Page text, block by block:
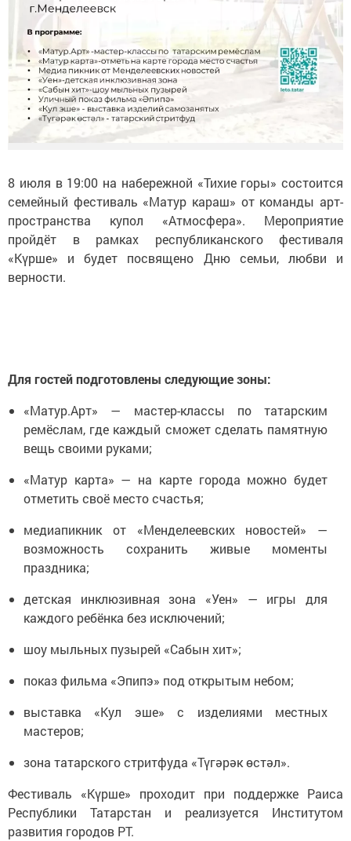
8 июля в 19:00 на набережной «Тихие горы» состоится
семейный фестиваль «Матур караш» от команды арт-
пространства купол «Атмосфера». Мероприятие
пройдёт в рамках республиканского фестиваля
«Күрше» и будет посвящено Дню семьи, любви и
верности.
Для гостей подготовлены следующие зоны:
«Матур.Арт» — мастер-классы по татарским
ремёслам, где каждый сможет сделать памятную
вещь своими руками;
«Матур карта» — на карте города можно будет
отметить своё место счастья;
медиапикник от «Менделеевских новостей» —
возможность сохранить живые моменты
праздника;
детская инклюзивная зона «Уен» — игры для
каждого ребёнка без исключений;
шоу мыльных пузырей «Сабын хит»;
показ фильма «Эпипэ» под открытым небом;
выставка «Кул эше» с изделиями местных
мастеров;
зона татарского стритфуда «Түгәрәк өстәл».
Фестиваль «Күрше» проходит при поддержке Раиса
Республики Татарстан и реализуется Институтом
развития городов РТ.